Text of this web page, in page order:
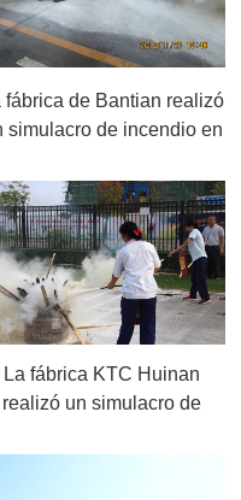
fábrica de Bantian realizó
simulacro de incendio en
11-2018
La fábrica KTC Huinan
realizó un simulacro de
mitad de 2018, 11-2018